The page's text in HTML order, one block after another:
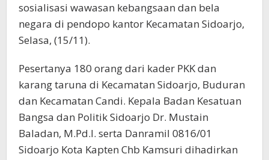
sosialisasi wawasan kebangsaan dan bela
negara di pendopo kantor Kecamatan Sidoarjo,
Selasa, (15/11).
Pesertanya 180 orang dari kader PKK dan
karang taruna di Kecamatan Sidoarjo, Buduran
dan Kecamatan Candi. Kepala Badan Kesatuan
Bangsa dan Politik Sidoarjo Dr. Mustain
Baladan, M.Pd.I. serta Danramil 0816/01
Sidoarjo Kota Kapten Chb Kamsuri dihadirkan